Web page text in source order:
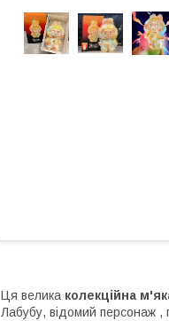
Ця велика колекційна
Лабубу, відомий персонаж ,